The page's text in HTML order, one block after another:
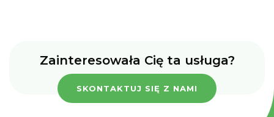
Zainteresowała Cię ta usługa?
SKONTAKTUJ SIĘ Z NAMI